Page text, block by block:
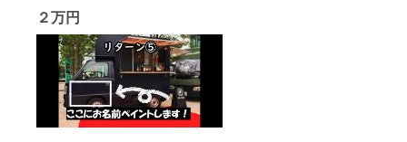
２万円